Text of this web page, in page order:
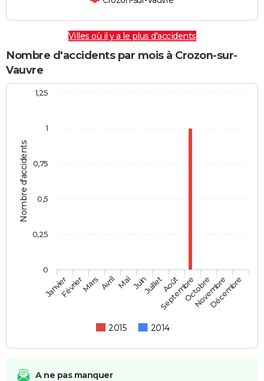
Villes où il y a le plus d'accidents
Nombre d'accidents par mois à Crozon-sur-
Vauvre
Nombre d'accidents
2015 2014
JanvierFévrierMars AvrilMaiJuinJuilletAoût
SeptembreOctobre
Novembre
Décembre
0
1
0,25
0,5
0,75
1,25
A ne pas manquer